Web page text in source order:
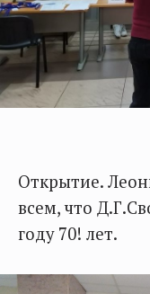
Открытие.
всем, что
году 70! лет.